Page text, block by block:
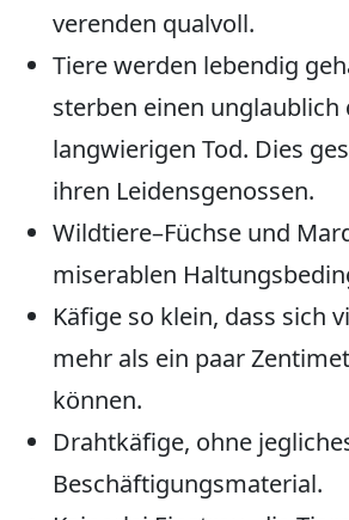
verenden qualvoll.
Tiere werden lebendig
sterben einen unglaublich
langwierigen Tod. Dies
ihren Leidensgenossen.
Wildtiere–Füchse und
miserablen
Käfige so klein, dass sich
mehr als ein paar
können.
Drahtkäfige, ohne
Beschäftigungsmaterial.